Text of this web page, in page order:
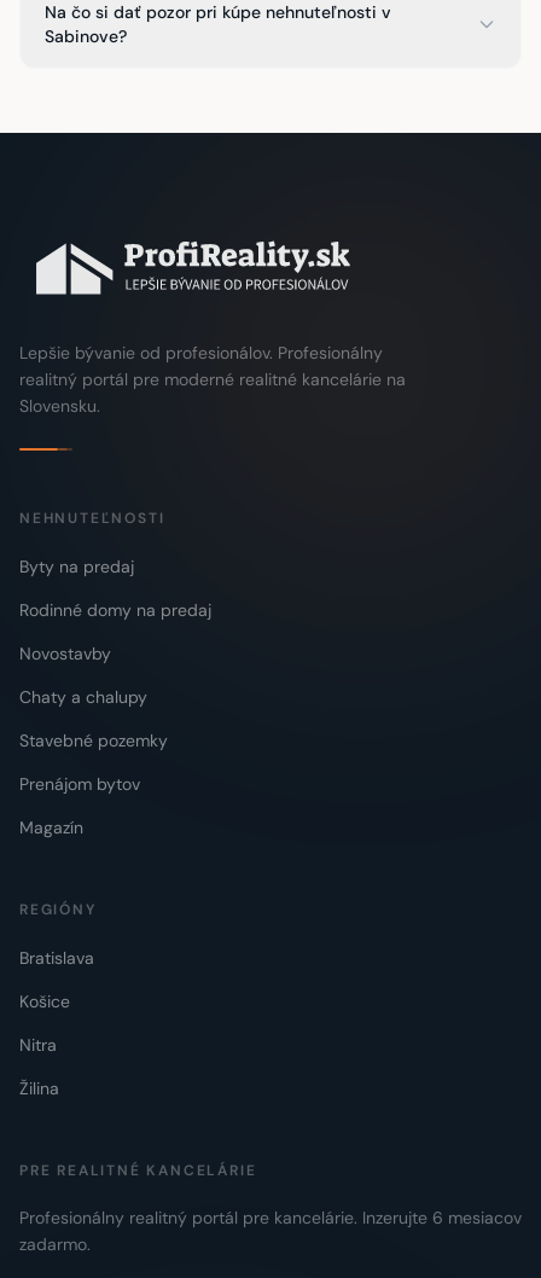
Na čo si dať pozor pri kúpe nehnuteľnosti v
Sabinove?
Lepšie bývanie od profesionálov. Profesionálny
realitný portál pre moderné realitné kancelárie na
Slovensku.
NEHNUTEĽNOSTI
Byty na predaj
Rodinné domy na predaj
Novostavby
Chaty a chalupy
Stavebné pozemky
Prenájom bytov
Magazín
REGIÓNY
Bratislava
Košice
Nitra
Žilina
PRE REALITNÉ KANCELÁRIE
Profesionálny realitný portál pre kancelárie. Inzerujte 6 mesiacov
zadarmo.